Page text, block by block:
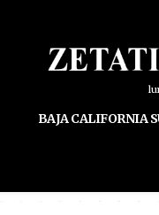
BAJA CALIFORNIA